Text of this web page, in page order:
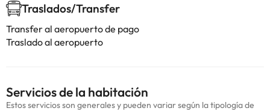
Traslados/Transfer
Transfer al aeropuerto de pago
Traslado al aeropuerto
Servicios de la habitación
Estos servicios son generales y pueden variar según la tipología de